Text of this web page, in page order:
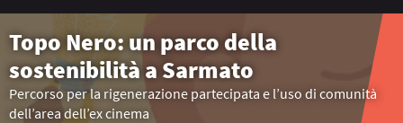
Topo Nero: un parco della
sostenibilità a Sarmato
Percorso per la rigenerazione partecipata e l’uso di comunità
dell’area dell’ex cinema